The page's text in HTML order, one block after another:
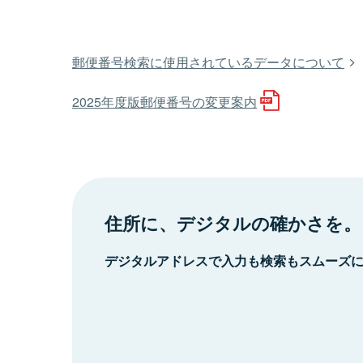
郵便番号検索に使用されているデータについて
2025年度版郵便番号の変更案内
住所に、デジタルの確かさを。
デジタルアドレスで入力も検索もスムーズ